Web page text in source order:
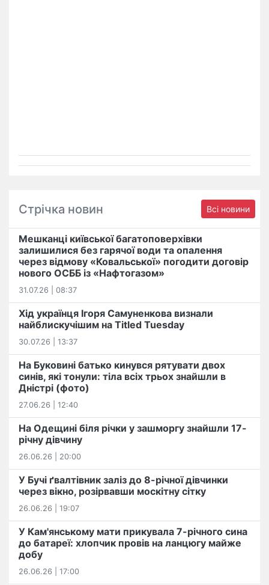
Стрічка новин Всі новини
Мешканці київської багатоповерхівки
залишилися без гарячої води та опалення
через відмову «Ковальської» погодити договір
нового ОСББ із «Нафтогазом»
31.07.26 | 08:37
Хід українця Ігоря Самуненкова визнали
найблискучішим на Titled Tuesday
30.07.26 | 13:37
На Буковині батько кинувся рятувати двох
синів, які тонули: тіла всіх трьох знайшли в
Дністрі (фото)
27.06.26 | 12:40
На Одещині біля річки у зашморгу знайшли 17-
річну дівчину
26.06.26 | 20:00
У Бучі ґвалтівник заліз до 8-річної дівчинки
через вікно, розірвавши москітну сітку
26.06.26 | 19:07
У Кам'янському мати прикувала 7-річного сина
до батареї: хлопчик провів на ланцюгу майже
добу
26.06.26 | 17:00